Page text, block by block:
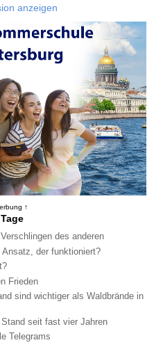
anzeigen
↑
des anderen
der funktioniert?
Frieden
sind wichtiger als Waldbrände in
seit fast vier Jahren
Telegrams